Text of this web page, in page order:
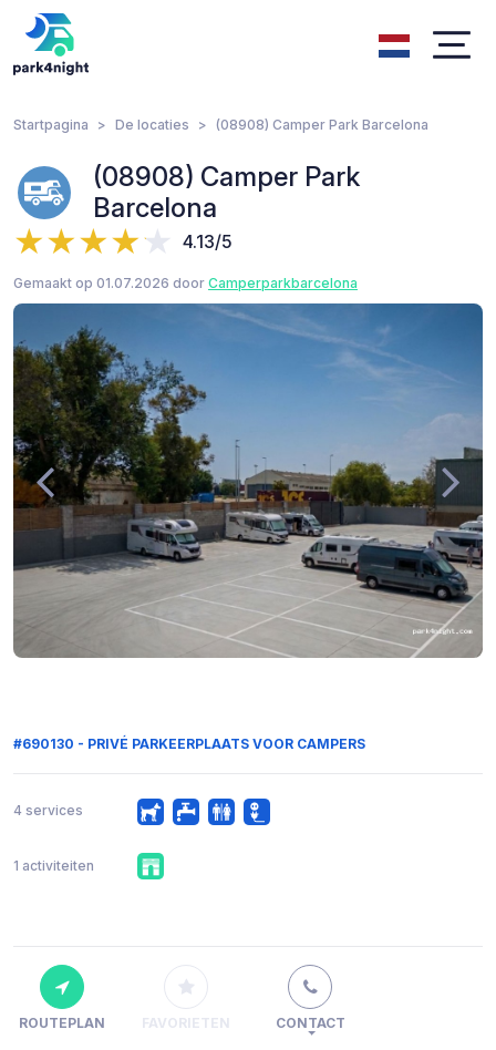
Startpagina De locaties (08908) Camper Park Barcelona
(08908) Camper Park
Barcelona
4.13/5
Gemaakt op 01.07.2026 door Camperparkbarcelona
#690130 - PRIVÉ PARKEERPLAATS VOOR CAMPERS
4 services
1 activiteiten
ROUTEPLAN FAVORIETEN CONTACT